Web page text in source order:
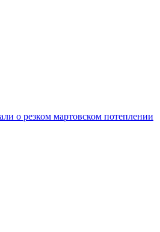
о резком мартовском потеплении